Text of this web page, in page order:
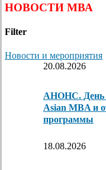
НОВОСТИ МВА
Filter
Новости и мероприятия
20.08.2026
АНОНС. День
Asian MBA и
программы
18.08.2026